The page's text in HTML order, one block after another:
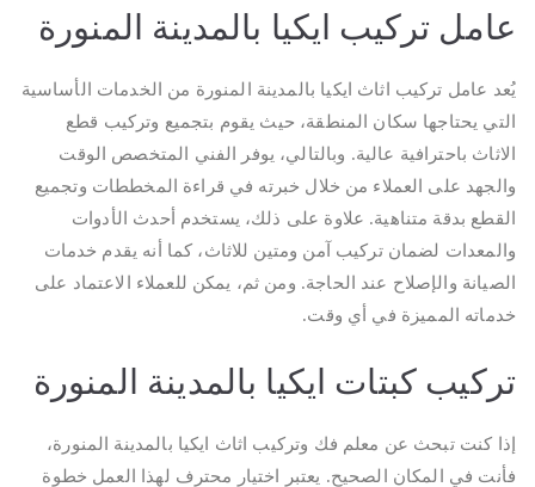
عامل تركيب ايكيا بالمدينة المنورة
يُعد عامل تركيب اثاث ايكيا بالمدينة المنورة من الخدمات الأساسية
التي يحتاجها سكان المنطقة، حيث يقوم بتجميع وتركيب قطع
الاثاث باحترافية عالية. وبالتالي، يوفر الفني المتخصص الوقت
والجهد على العملاء من خلال خبرته في قراءة المخططات وتجميع
القطع بدقة متناهية. علاوة على ذلك، يستخدم أحدث الأدوات
والمعدات لضمان تركيب آمن ومتين للاثاث، كما أنه يقدم خدمات
الصيانة والإصلاح عند الحاجة. ومن ثم، يمكن للعملاء الاعتماد على
خدماته المميزة في أي وقت.
تركيب كبتات ايكيا بالمدينة المنورة
إذا كنت تبحث عن معلم فك وتركيب اثاث ايكيا بالمدينة المنورة،
فأنت في المكان الصحيح. يعتبر اختيار محترف لهذا العمل خطوة